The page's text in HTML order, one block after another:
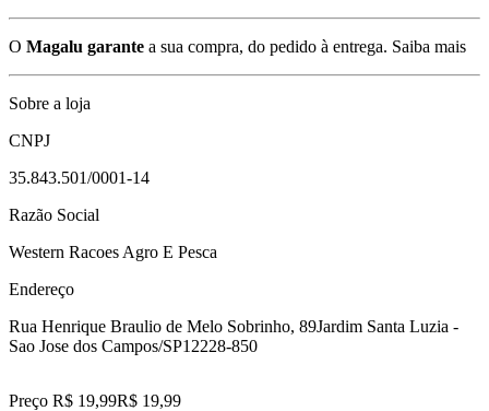
O Magalu garante a sua compra, do pedido à entrega. Saiba mais
Sobre a loja
CNPJ
35.843.501/0001-14
Razão Social
Western Racoes Agro E Pesca
Endereço
Rua Henrique Braulio de Melo Sobrinho, 89Jardim Santa Luzia -
Sao Jose dos Campos/SP12228-850
Preço R$ 19,99R$ 19,99